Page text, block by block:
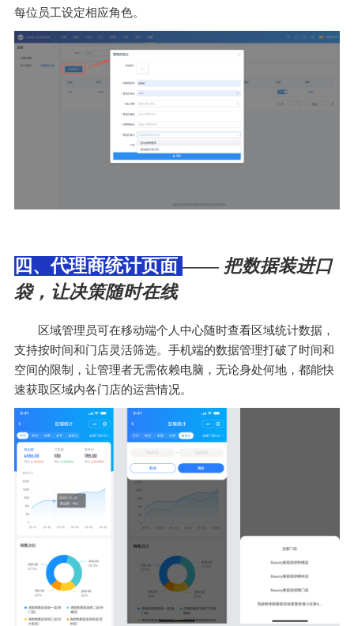
每位员工设定相应角色。
四、代理商统计页面 —— 把数据装进口
袋，让决策随时在线
区域管理员可在移动端个人中心随时查看区域统计数据，
支持按时间和门店灵活筛选。手机端的数据管理打破了时间和
空间的限制，让管理者无需依赖电脑，无论身处何地，都能快
速获取区域内各门店的运营情况。